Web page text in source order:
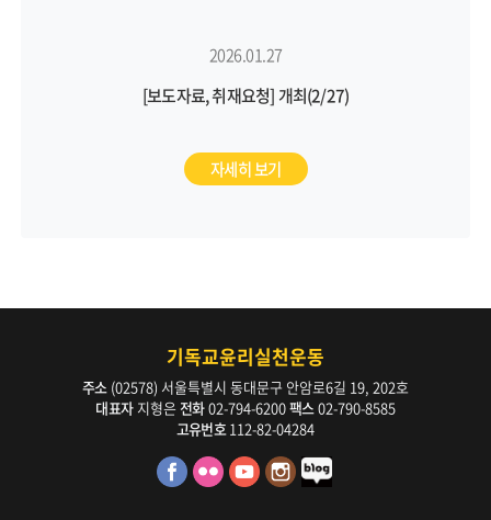
2026.01.27
[보도자료, 취재요청] 개최(2/27)
자세히 보기
기독교윤리실천운동
주소 (02578) 서울특별시 동대문구 안암로6길 19, 202호
대표자지형은 전화02-794-6200팩스 02-790-8585
고유번호 112-82-04284